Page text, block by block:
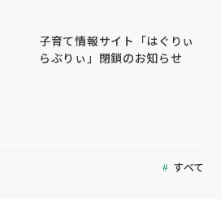
子育て情報サイト「はぐりぃ
らぶりぃ」閉鎖のお知らせ
すべて